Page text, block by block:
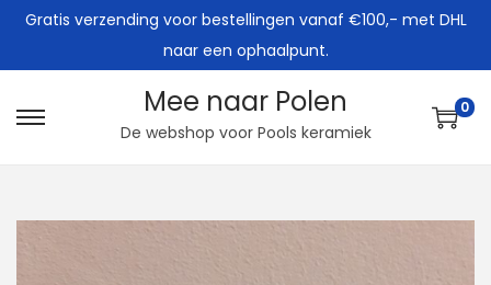
Gratis verzending voor bestellingen vanaf €100,- met DHL
naar een ophaalpunt.
G
a
G
a
Mee naar Polen
De webshop voor Pools keramiek
0